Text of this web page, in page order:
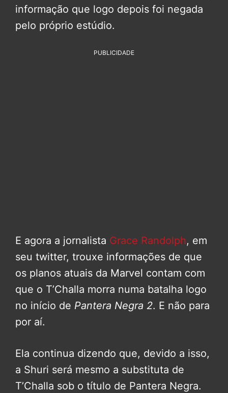
informação que logo depois foi negada
pelo próprio estúdio.
PUBLICIDADE
E agora a jornalista Grace Randolph, em
seu twitter, trouxe informações de que
os planos atuais da Marvel contam com
que o T’Challa morra numa batalha logo
no início de Pantera Negra 2. E não para
por aí.
Ela continua dizendo que, devido a isso,
a Shuri será mesmo a substituta de
T’Challa sob o título de Pantera Negra.